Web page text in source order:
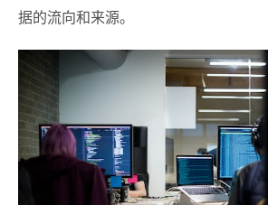
据的流向和来源。